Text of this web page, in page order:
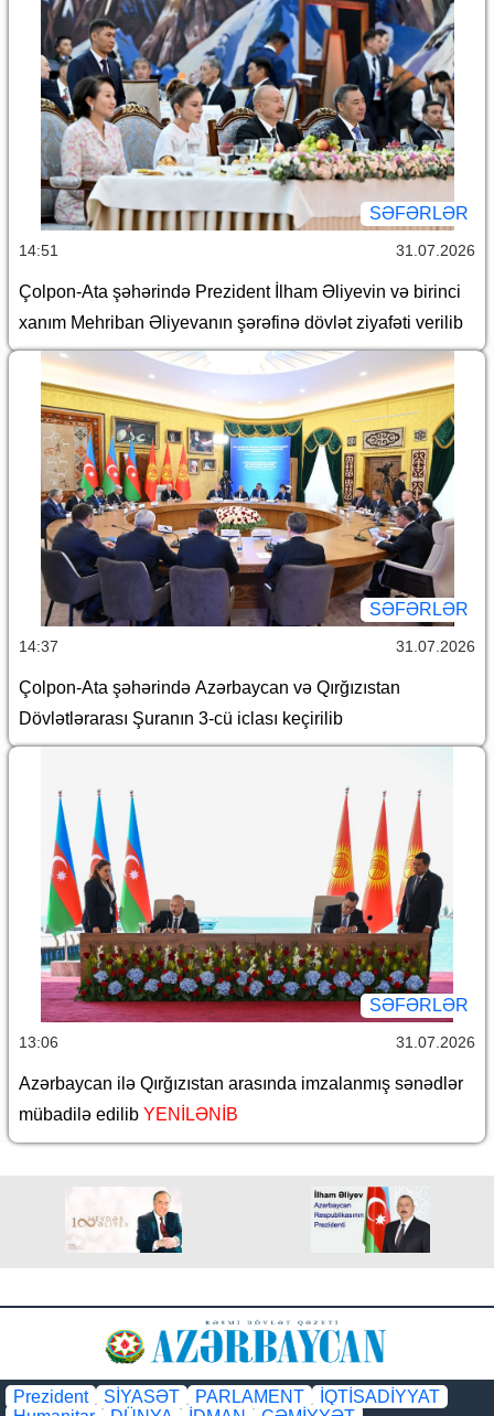
SƏFƏRLƏR
14:51 31.07.2026
Çolpon-Ata şəhərində Prezident İlham Əliyevin və birinci
xanım Mehriban Əliyevanın şərəfinə dövlət ziyafəti verilib
SƏFƏRLƏR
14:37 31.07.2026
Çolpon-Ata şəhərində Azərbaycan və Qırğızıstan
Dövlətlərarası Şuranın 3-cü iclası keçirilib
SƏFƏRLƏR
13:06 31.07.2026
Azərbaycan ilə Qırğızıstan arasında imzalanmış sənədlər
mübadilə edilib YENİLƏNİB
Prezident SİYASƏT PARLAMENT
İQTİSADİYYAT